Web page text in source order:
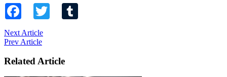
Facebook Twitter
Next Article
Prev Article
Related Article